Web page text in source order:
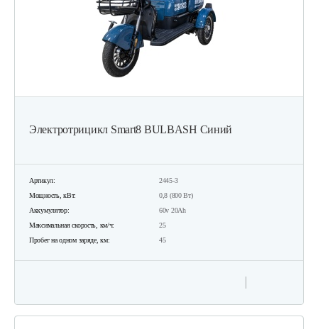
Электротрицикл Smart8 BULBASH Синий
Артикул:
2445-3
Мощность, кВт:
0,8 (800 Вт)
Аккумулятор:
60v 20Ah
Максимальная скорость, км/ч:
25
Пробег на одном заряде, км:
45